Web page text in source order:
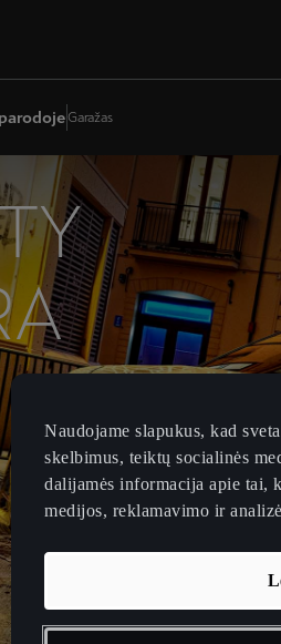
Garažas
Naudojame slapukus, kad
skelbimus, teiktų socialinės
dalijamės informacija apie tai,
medijos, reklamavimo ir